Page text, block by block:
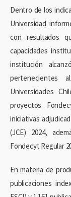
Dentro de los
Universidad
con resultados
capacidades
institución
pertenecientes
Universidades
proyectos
iniciativas
(JCE) 2024,
Fondecyt Regular
En materia de
publicaciones